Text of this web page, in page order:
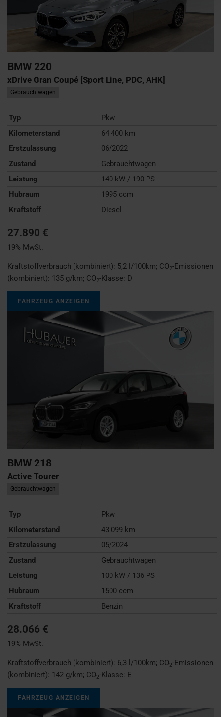
BMW 220
xDrive Gran Coupé [Sport Line, PDC, AHK]
Gebrauchtwagen
Typ
Pkw
Kilometerstand
64.400 km
Erstzulassung
06/2022
Zustand
Gebrauchtwagen
Leistung
140 kW / 190 PS
Hubraum
1995 ccm
Kraftstoff
Diesel
27.890 €
19% MwSt.
Kraftstoffverbrauch (kombiniert): 5,2 l/100km; CO2-Emissionen
(kombiniert): 135 g/km; CO2-Klasse: D
FAHRZEUG ANZEIGEN
BMW 218
Active Tourer
Gebrauchtwagen
Typ
Pkw
Kilometerstand
43.099 km
Erstzulassung
05/2024
Zustand
Gebrauchtwagen
Leistung
100 kW / 136 PS
Hubraum
1500 ccm
Kraftstoff
Benzin
28.066 €
19% MwSt.
Kraftstoffverbrauch (kombiniert): 6,3 l/100km; CO2-Emissionen
(kombiniert): 142 g/km; CO2-Klasse: E
FAHRZEUG ANZEIGEN